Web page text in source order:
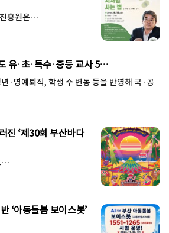
흥원은…
유·초·특수·중등 교사 5…
·명예퇴직, 학생 수 변동 등을 반영해 국·공
진 ‘제30회 부산바다
…
‘아동돌봄 보이스봇’